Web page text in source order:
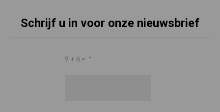
Schrijf u in voor onze nieuwsbrief
9 + 6 = *